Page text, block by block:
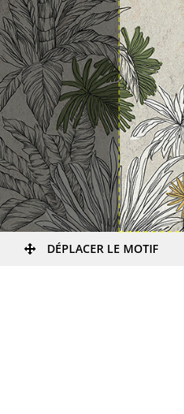
DÉPLACER LE MOTIF